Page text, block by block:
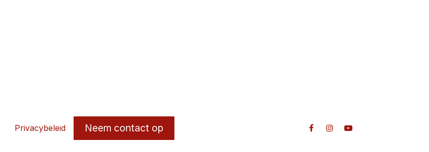
Privacybeleid Neem contact op